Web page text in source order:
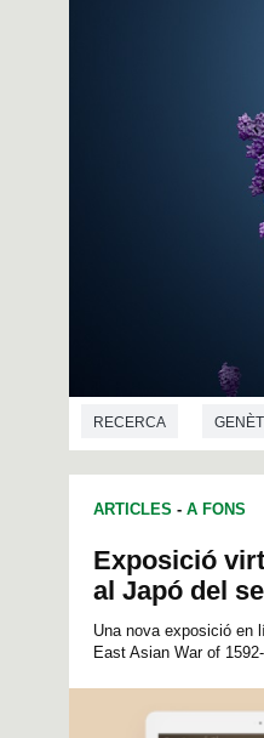
RECERCA
ARTICLES - A FONS
Exposició
al Japó del
Una nova exposició en
East Asian War of